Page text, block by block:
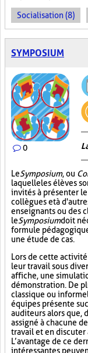
Socialisation (8)
SYMPOSIUM
0
LeSymposium, ou
laquelle les élèves
invités à présenter
collègues et à
enseignants ou des
leSymposiumdoit
formule
une étude de cas.
Lors de cette
leur travail sous
affiche, une
démonstration. De
classique ou
équipes présente
auditeurs alors que,
assigné à chacune
travail et en discuter
L’avantage de ce
intéressantes